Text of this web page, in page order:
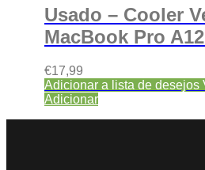
Usado – Cooler
MacBook Pro
€17,99
Adicionar a lista de desejos
Adicionar